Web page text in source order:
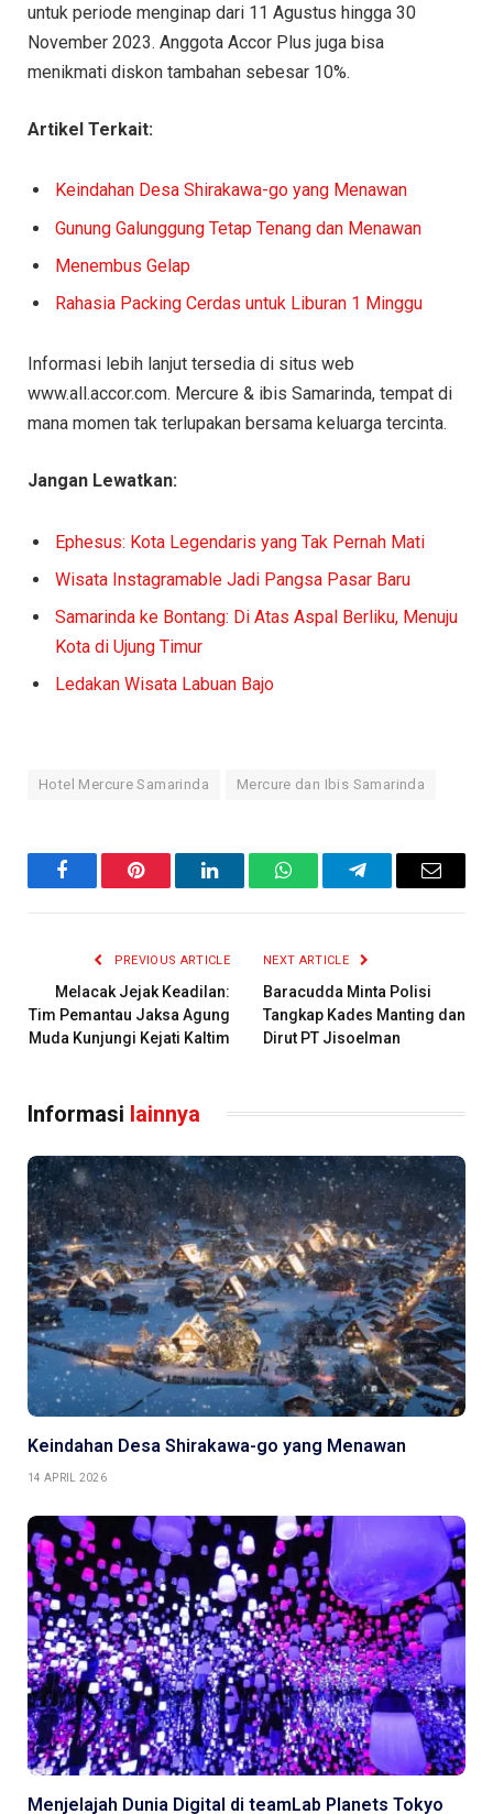
untuk periode menginap dari 11 Agustus hingga 30
November 2023. Anggota Accor Plus juga bisa
menikmati diskon tambahan sebesar 10%.
Artikel Terkait:
Keindahan Desa Shirakawa-go yang Menawan
Gunung Galunggung Tetap Tenang dan Menawan
Menembus Gelap
Rahasia Packing Cerdas untuk Liburan 1 Minggu
Informasi lebih lanjut tersedia di situs web
www.all.accor.com. Mercure & ibis Samarinda, tempat di
mana momen tak terlupakan bersama keluarga tercinta.
Jangan Lewatkan:
Ephesus: Kota Legendaris yang Tak Pernah Mati
Wisata Instagramable Jadi Pangsa Pasar Baru
Samarinda ke Bontang: Di Atas Aspal Berliku, Menuju
Kota di Ujung Timur
Ledakan Wisata Labuan Bajo
Hotel Mercure Samarinda Mercure dan Ibis Samarinda
FacebookPinterest LinkedInWhatsAppTelegramEmail
PREVIOUS ARTICLE
Melacak Jejak Keadilan:
Tim Pemantau Jaksa Agung
Muda Kunjungi Kejati Kaltim
NEXT ARTICLE
Baracudda Minta Polisi
Tangkap Kades Manting dan
Dirut PT Jisoelman
Informasi lainnya
Keindahan Desa Shirakawa-go yang Menawan
14 APRIL 2026
Menjelajah Dunia Digital di teamLab Planets Tokyo